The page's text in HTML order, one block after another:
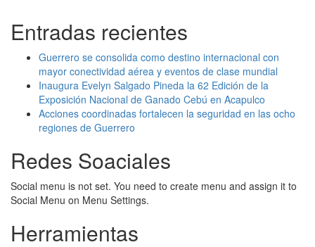
Entradas recientes
Guerrero se consolida como destino internacional con
mayor conectividad aérea y eventos de clase mundial
Inaugura Evelyn Salgado Pineda la 62 Edición de la
Exposición Nacional de Ganado Cebú en Acapulco
Acciones coordinadas fortalecen la seguridad en las ocho
regiones de Guerrero
Redes Soaciales
Social menu is not set. You need to create menu and assign it to
Social Menu on Menu Settings.
Herramientas